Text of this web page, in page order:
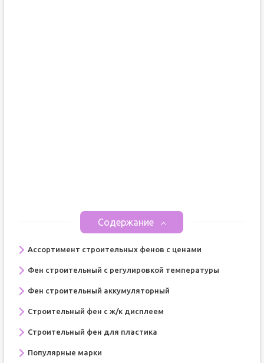
Содержание
Ассортимент строительных фенов с ценами
Фен строительный с регулировкой температуры
Фен строительный аккумуляторный
Строительный фен с ж/к дисплеем
Строительный фен для пластика
Популярные марки